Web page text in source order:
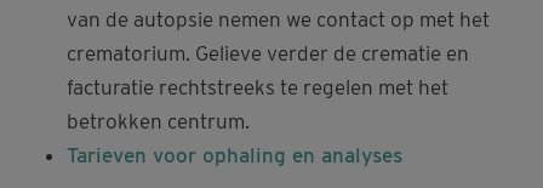
van de autopsie nemen we contact op met het
crematorium. Gelieve verder de crematie en
facturatie rechtstreeks te regelen met het
betrokken centrum.
Tarieven voor ophaling en analyses